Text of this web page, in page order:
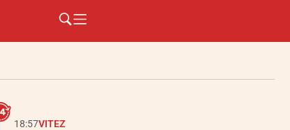
18:57VITEZ